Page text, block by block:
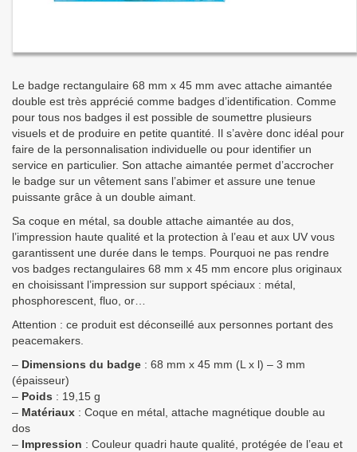
Le badge rectangulaire 68 mm x 45 mm avec attache aimantée
double est très apprécié comme badges d’identification. Comme
pour tous nos badges il est possible de soumettre plusieurs
visuels et de produire en petite quantité. Il s’avère donc idéal pour
faire de la personnalisation individuelle ou pour identifier un
service en particulier. Son attache aimantée permet d’accrocher
le badge sur un vêtement sans l’abimer et assure une tenue
puissante grâce à un double aimant.
Sa coque en métal, sa double attache aimantée au dos,
l’impression haute qualité et la protection à l’eau et aux UV vous
garantissent une durée dans le temps. Pourquoi ne pas rendre
vos badges rectangulaires 68 mm x 45 mm encore plus originaux
en choisissant l’impression sur support spéciaux : métal,
phosphorescent, fluo, or…
Attention : ce produit est déconseillé aux personnes portant des
peacemakers.
– Dimensions du badge : 68 mm x 45 mm (L x l) – 3 mm
(épaisseur)
– Poids : 19,15 g
– Matériaux : Coque en métal, attache magnétique double au
dos
– Impression : Couleur quadri haute qualité, protégée de l’eau et